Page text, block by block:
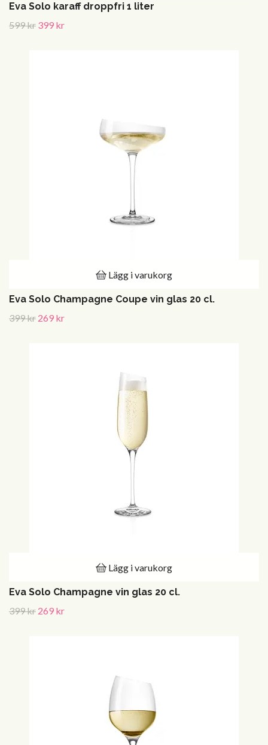
Eva Solo karaff droppfri 1 liter
599 kr 399 kr
Lägg i varukorg
Eva Solo Champagne Coupe vin glas 20 cl.
399 kr 269 kr
Lägg i varukorg
Eva Solo Champagne vin glas 20 cl.
399 kr 269 kr